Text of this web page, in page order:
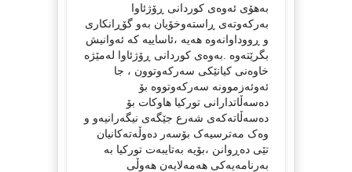
بەهۆی ئەوەی کوردانی ڕۆژئاوا
بەرکەوتەی ڕاستەوخۆیان بەو گۆڕانکاری
و ڕووداوانەوە هەیە ،ئاساییە کە ئەوانیش
بگرێتەوە .بەوەی کوردانی ڕۆژئاوا لەمێژە
خاوەنی کیانێکی سەرکەوتوون ، جا
ئەوئەزموونە سەرکەوتووە بۆ
دەسەڵاتدارانی تورکیا هاوکات بۆ
دەسەڵاتەکەی شەرع جێگەی نیگەرانیەو و
وەک مەترسیەک بۆسەر دەوڵەتەکانیان
تێی دەڕوانن ،بۆیە بەتایبەت تورکیا بە
بەرنامەیەکی هەمەلایەن هەوڵی